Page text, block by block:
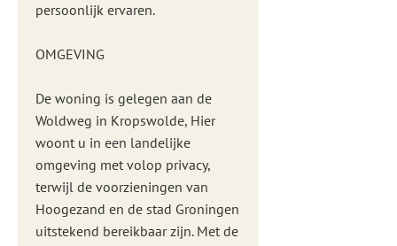
persoonlijk ervaren.
OMGEVING
De woning is gelegen aan de
Woldweg in Kropswolde, Hier
woont u in een landelijke
omgeving met volop privacy,
terwijl de voorzieningen van
Hoogezand en de stad Groningen
uitstekend bereikbaar zijn. Met de